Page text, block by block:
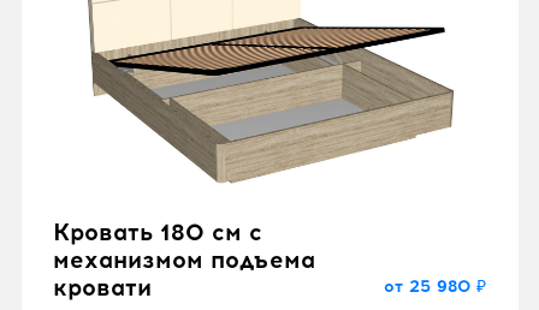
Кровать 180 см с
механизмом подъема
кровати
от 25 980 ₽